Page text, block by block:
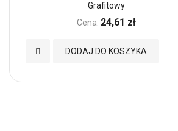
Grafitowy
Cena: 24,61 zł
DODAJ DO KOSZYKA
Dodaj